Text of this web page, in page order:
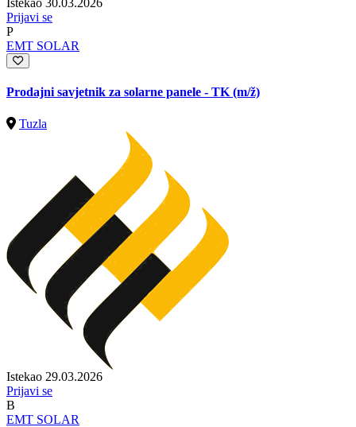
Istekao 30.03.2026
Prijavi se
P
EMT SOLAR
Prodajni savjetnik za solarne panele - TK (m/ž)
Tuzla
Istekao 29.03.2026
Prijavi se
B
EMT SOLAR